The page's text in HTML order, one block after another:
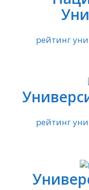
рейтинг
рейтинг